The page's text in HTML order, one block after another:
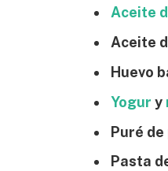
Aceite
Aceite
Huevo
Yogur y
Puré
Pasta